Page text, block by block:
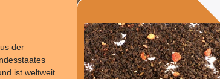
der
ist weltweit